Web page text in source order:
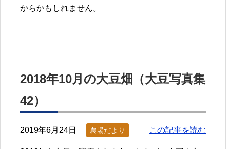
からかもしれません。
2018年10月の大豆畑（大豆写真集
42）
2019年6月24日 農場だより この記事を読む